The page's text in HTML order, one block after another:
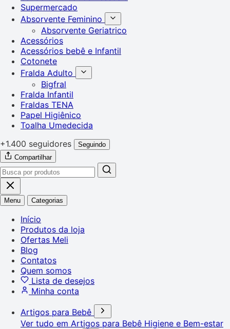
Supermercado
Absorvente Feminino
Absorvente Geriatrico
Acessórios
Acessórios bebê e Infantil
Cotonete
Fralda Adulto
Bigfral
Fralda Infantil
Fraldas TENA
Papel Higiênico
Toalha Umedecida
+1.400 seguidores
Seguindo
Compartilhar
Menu Categorias
Início
Produtos da loja
Ofertas Meli
Blog
Contatos
Quem somos
Lista de desejos
Minha conta
Artigos para Bebê
Ver tudo em Artigos para Bebê Higiene e Bem-estar